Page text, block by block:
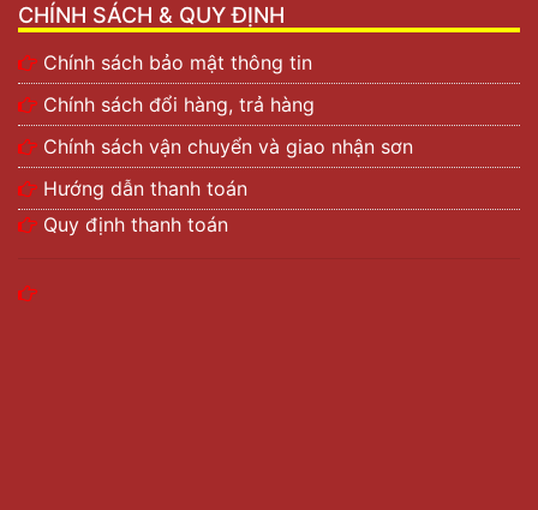
CHÍNH SÁCH & QUY ĐỊNH
Chính sách bảo mật thông tin
Chính sách đổi hàng, trả hàng
Chính sách vận chuyển và giao nhận sơn
Hướng dẫn thanh toán
Quy định thanh toán